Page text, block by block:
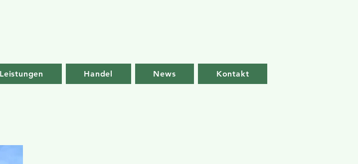
Handel News Kontakt